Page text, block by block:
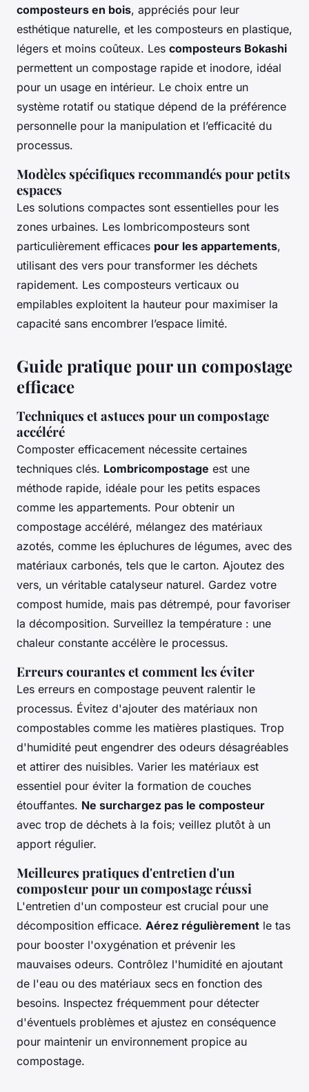
composteurs en bois, appréciés pour leur
esthétique naturelle, et les composteurs en plastique,
légers et moins coûteux. Les composteurs Bokashi
permettent un compostage rapide et inodore, idéal
pour un usage en intérieur. Le choix entre un
système rotatif ou statique dépend de la préférence
personnelle pour la manipulation et l’efficacité du
processus.
Modèles spécifiques recommandés pour petits
espaces
Les solutions compactes sont essentielles pour les
zones urbaines. Les lombricomposteurs sont
particulièrement efficaces pour les appartements,
utilisant des vers pour transformer les déchets
rapidement. Les composteurs verticaux ou
empilables exploitent la hauteur pour maximiser la
capacité sans encombrer l’espace limité.
Guide pratique pour un compostage
efficace
Techniques et astuces pour un compostage
accéléré
Composter efficacement nécessite certaines
techniques clés. Lombricompostage est une
méthode rapide, idéale pour les petits espaces
comme les appartements. Pour obtenir un
compostage accéléré, mélangez des matériaux
azotés, comme les épluchures de légumes, avec des
matériaux carbonés, tels que le carton. Ajoutez des
vers, un véritable catalyseur naturel. Gardez votre
compost humide, mais pas détrempé, pour favoriser
la décomposition. Surveillez la température : une
chaleur constante accélère le processus.
Erreurs courantes et comment les éviter
Les erreurs en compostage peuvent ralentir le
processus. Évitez d'ajouter des matériaux non
compostables comme les matières plastiques. Trop
d'humidité peut engendrer des odeurs désagréables
et attirer des nuisibles. Varier les matériaux est
essentiel pour éviter la formation de couches
étouffantes. Ne surchargez pas le composteur
avec trop de déchets à la fois; veillez plutôt à un
apport régulier.
Meilleures pratiques d'entretien d'un
composteur pour un compostage réussi
L'entretien d'un composteur est crucial pour une
décomposition efficace. Aérez régulièrement le tas
pour booster l'oxygénation et prévenir les
mauvaises odeurs. Contrôlez l'humidité en ajoutant
de l'eau ou des matériaux secs en fonction des
besoins. Inspectez fréquemment pour détecter
d'éventuels problèmes et ajustez en conséquence
pour maintenir un environnement propice au
compostage.